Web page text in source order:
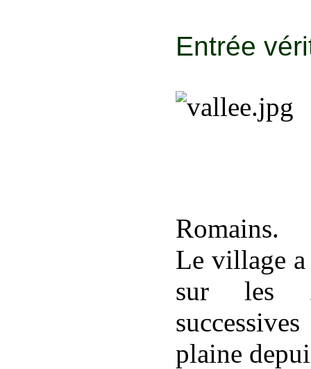
Entrée
Romains.
Le village a
sur les 2
plaine